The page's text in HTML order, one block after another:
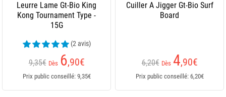
Leurre Lame Gt-Bio King
Kong Tournament Type -
15G
(2 avis)
9,35€ Dès 6,90€
Prix public conseillé: 9,35€
Cuiller A Jigger Gt-Bio Surf
Board
6,20€ Dès 4,90€
Prix public conseillé: 6,20€